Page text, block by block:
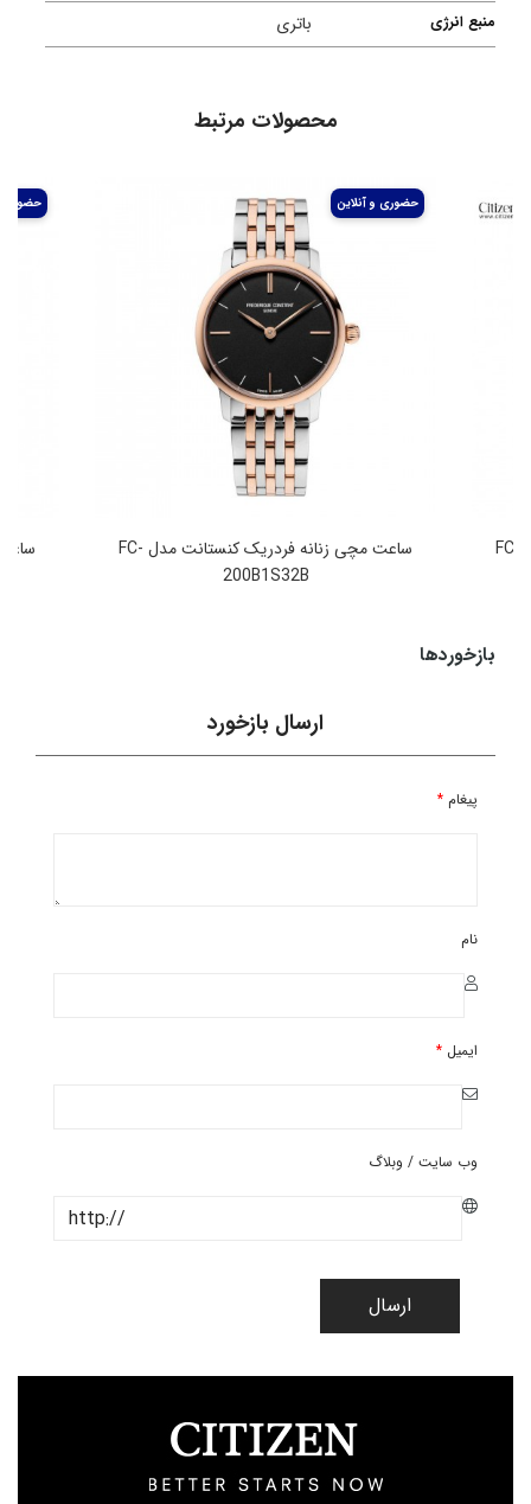
منبع انرژی
باتری
محصولات مرتبط
ساعت مچی زنانه فردریک کنستانت مدل FC-
ساعت مچی زنانه فردریک کنستانت مدل FC-
200B1S32B
بازخوردها
ارسال بازخورد
پیغام *
نام
ایمیل *
وب سایت / وبلاگ
ارسال